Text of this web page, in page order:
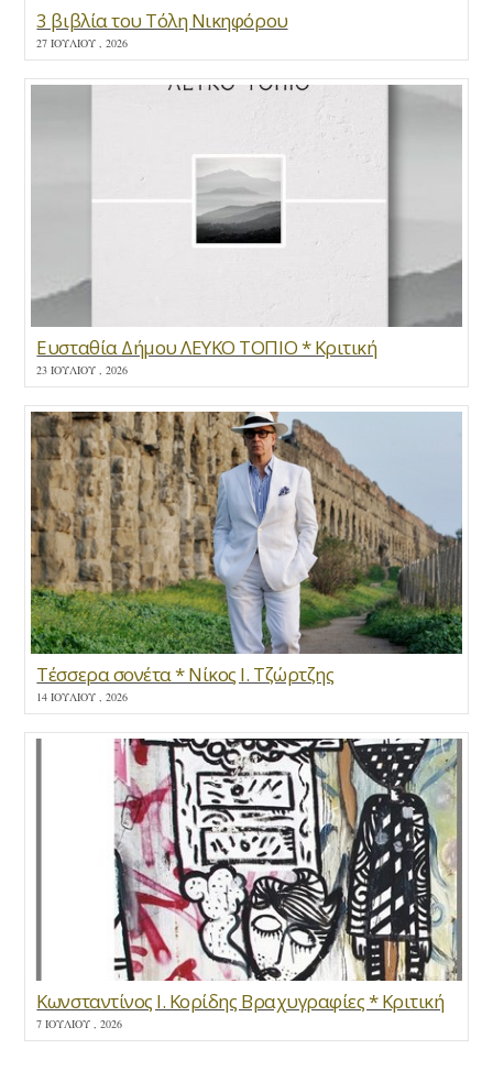
3 βιβλία του Τόλη Νικηφόρου
27 ΙΟΥΛΊΟΥ , 2026
Ευσταθία Δήμου ΛΕΥΚΟ ΤΟΠΙΟ * Κριτική
23 ΙΟΥΛΊΟΥ , 2026
Τέσσερα σονέτα * Νίκος Ι. Τζώρτζης
14 ΙΟΥΛΊΟΥ , 2026
Κωνσταντίνος Ι. Κορίδης Βραχυγραφίες * Κριτική
7 ΙΟΥΛΊΟΥ , 2026